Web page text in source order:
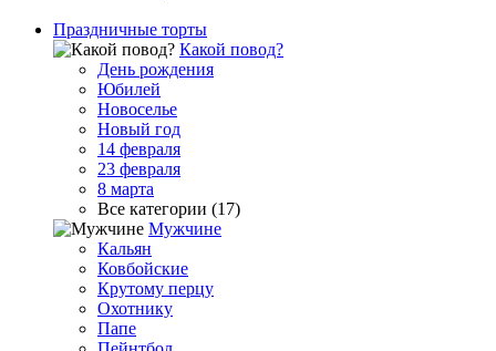
Праздничные торты
Какой повод?
День рождения
Юбилей
Новоселье
Новый год
14 февраля
23 февраля
8 марта
Все категории (17)
Мужчине
Кальян
Ковбойские
Крутому перцу
Охотнику
Папе